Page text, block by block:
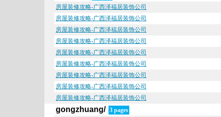
房屋装修攻略-广西泽福居装饰公司
房屋装修攻略-广西泽福居装饰公司
房屋装修攻略-广西泽福居装饰公司
房屋装修攻略-广西泽福居装饰公司
房屋装修攻略-广西泽福居装饰公司
房屋装修攻略-广西泽福居装饰公司
房屋装修攻略-广西泽福居装饰公司
房屋装修攻略-广西泽福居装饰公司
房屋装修攻略-广西泽福居装饰公司
gongzhuang/ 3 pages